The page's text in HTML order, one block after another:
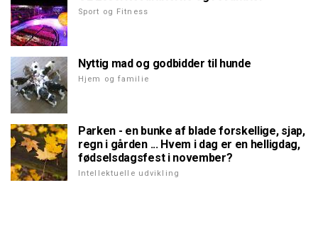
Sport og Fitness
Nyttig mad og godbidder til hunde
Hjem og familie
Parken - en bunke af blade forskellige, sjap,
regn i gården ... Hvem i dag er en helligdag,
fødselsdagsfest i november?
Intellektuelle udvikling